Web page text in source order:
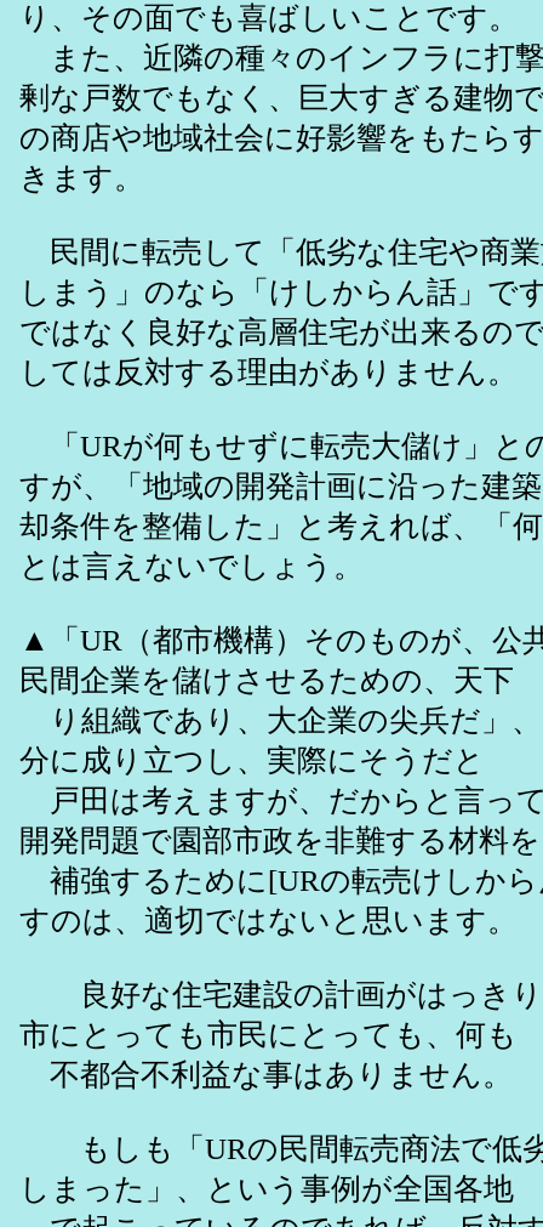
り、その面でも喜ばしいことです。
また、近隣の種々のインフラに打
剰な戸数でもなく、巨大すぎる建物
の商店や地域社会に好影響をもたら
きます。
民間に転売して「低劣な住宅や商
しまう」のなら「けしからん話」で
ではなく良好な高層住宅が出来るの
しては反対する理由がありません。
「URが何もせずに転売大儲け」と
すが、「地域の開発計画に沿った建
却条件を整備した」と考えれば、「
とは言えないでしょう。
▲「UR（都市機構）そのものが、公
民間企業を儲けさせるための、天下
り組織であり、大企業の尖兵だ」
分に成り立つし、実際にそうだと
戸田は考えますが、だからと言っ
開発問題で園部市政を非難する材料を
補強するために[URの転売けしか
すのは、適切ではないと思います。
良好な住宅建設の計画がはっきり
市にとっても市民にとっても、何も
不都合不利益な事はありません。
もしも「URの民間転売商法で低
しまった」、という事例が全国各地